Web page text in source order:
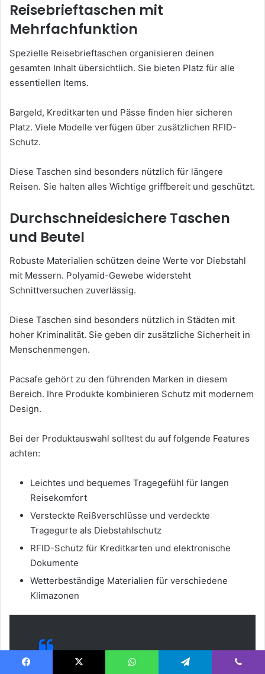
Reisebrieftaschen mit
Mehrfachfunktion
Spezielle Reisebrieftaschen organisieren deinen
gesamten Inhalt übersichtlich. Sie bieten Platz für alle
essentiellen Items.
Bargeld, Kreditkarten und Pässe finden hier sicheren
Platz. Viele Modelle verfügen über zusätzlichen RFID-
Schutz.
Diese Taschen sind besonders nützlich für längere
Reisen. Sie halten alles Wichtige griffbereit und geschützt.
Durchschneidesichere Taschen
und Beutel
Robuste Materialien schützen deine Werte vor Diebstahl
mit Messern. Polyamid-Gewebe widersteht
Schnittversuchen zuverlässig.
Diese Taschen sind besonders nützlich in Städten mit
hoher Kriminalität. Sie geben dir zusätzliche Sicherheit in
Menschenmengen.
Pacsafe gehört zu den führenden Marken in diesem
Bereich. Ihre Produkte kombinieren Schutz mit modernem
Design.
Bei der Produktauswahl solltest du auf folgende Features
achten:
Leichtes und bequemes Tragegefühl für langen
Reisekomfort
Versteckte Reißverschlüsse und verdeckte
Tragegurte als Diebstahlschutz
RFID-Schutz für Kreditkarten und elektronische
Dokumente
Wetterbeständige Materialien für verschiedene
Klimazonen